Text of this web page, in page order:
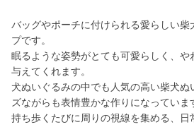
バッグやポーチに付けられる愛らしい柴
プです。
眠るような姿勢がとても可愛らしく、や
与えてくれます。
犬ぬいぐるみの中でも人気の高い柴犬ぬ
ズながらも表情豊かな作りになっていま
持ち歩くたびに周りの視線を集める、日